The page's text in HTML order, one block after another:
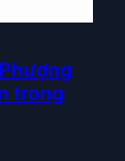
trong